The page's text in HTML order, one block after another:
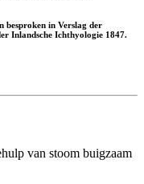
besproken in Verslag der
Inlandsche Ichthyologie 1847.
van stoom buigzaam